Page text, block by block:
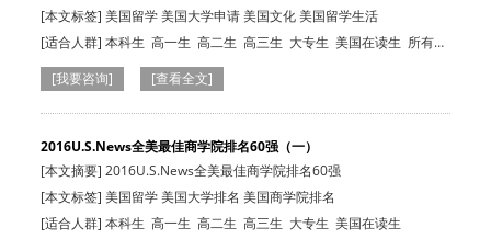
己国际人脉…
[本文标签] 美国留学 美国大学申请 美国文化 美国留学生活
[适合人群] 本科生 高一生 高二生 高三生 大专生 美国在读生 所有人
群 所有人群
[我要咨询] [查看全文]
2016U.S.News全美最佳商学院排名60强（一）
[本文摘要] 2016U.S.News全美最佳商学院排名60强
[本文标签] 美国留学 美国大学排名 美国商学院排名
[适合人群] 本科生 高一生 高二生 高三生 大专生 美国在读生